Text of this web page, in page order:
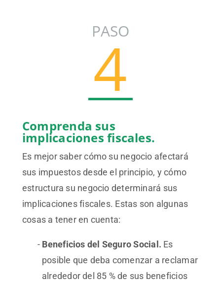
Comprenda sus
implicaciones fiscales.
Es mejor saber cómo su negocio afectará
sus impuestos desde el principio, y cómo
estructura su negocio determinará sus
implicaciones fiscales. Estas son algunas
cosas a tener en cuenta:
Beneficios del Seguro Social. Es
posible que deba comenzar a reclamar
alrededor del 85 % de sus beneficios